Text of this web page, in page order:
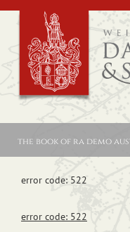
the book of ra demo
error code: 522
error code: 522